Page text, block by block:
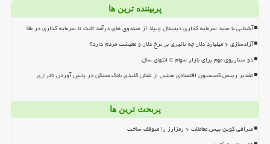
پربیننده ترین ها
آشنایی با سبد سرمایه گذاری دیجیتال ویپاد از صندوق های درآمد ثابت تا سرمایه گذاری در طلا
آزادسازی ۶ میلیارد دلار چه تاثیری بر نرخ دلار و معیشت مردم دارد؟
دو سناریوی مهم برای بازار سهام تا انتهای سال
تقدیر رییس کمیسیون اقتصادی مجلس از نقش کلیدی بانک مسکن در پایین آوردن ناترازی
پربحث ترین ها
صرافی کوین بیس معاملات ۶ رمزارز را متوقف ساخت